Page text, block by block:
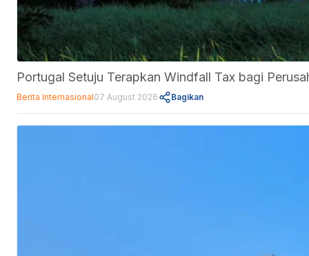
Portugal Setuju Terapkan Windfall Tax bagi
Berita Internasional07 August 2026 Bagikan